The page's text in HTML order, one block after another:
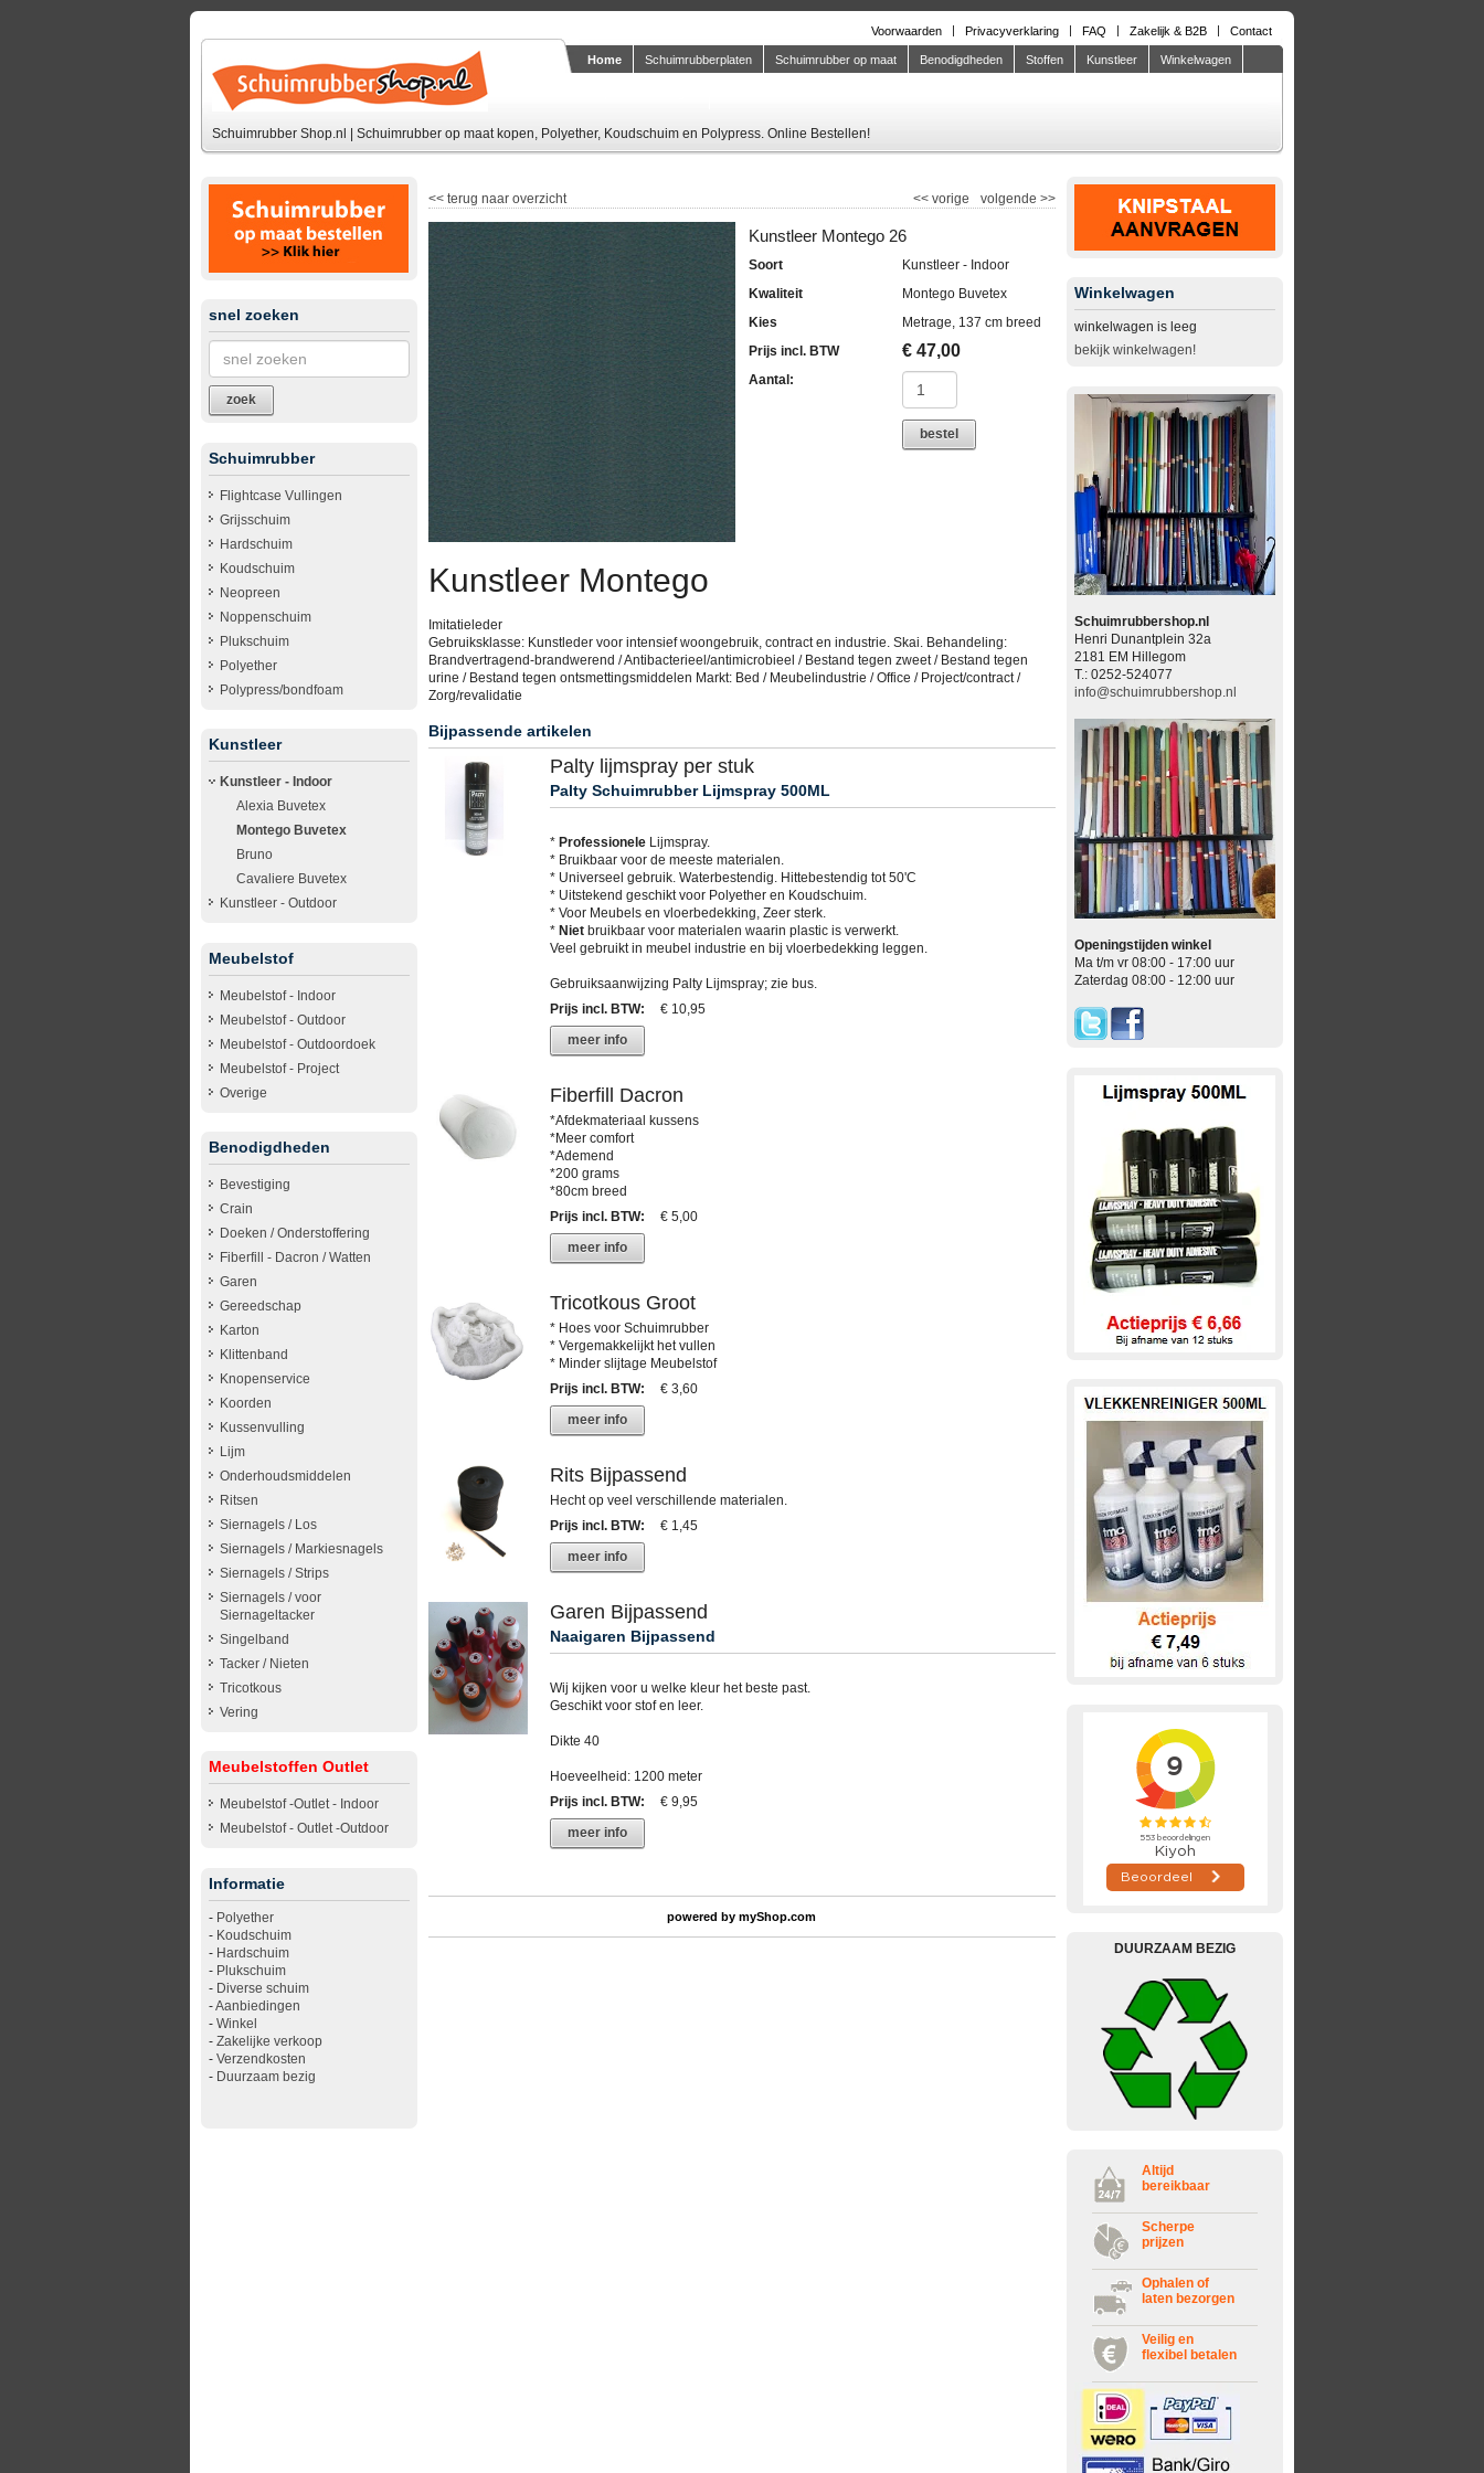
Voorwaarden Privacyverklaring FAQ Zakelijk & B2B Contact
Schuimrubber Shop.nl | Schuimrubber op maat kopen, Polyether, Koudschuim en Polypress. Online Bestellen!
Home Schuimrubberplaten Schuimrubber op maat Benodigdheden Stoffen Kunstleer Winkelwagen
snel zoeken
zoek
Schuimrubber
Flightcase Vullingen
Grijsschuim
Hardschuim
Koudschuim
Neopreen
Noppenschuim
Plukschuim
Polyether
Polypress/bondfoam
Kunstleer
Kunstleer - Indoor
Alexia Buvetex
Montego Buvetex
Bruno
Cavaliere Buvetex
Kunstleer - Outdoor
Meubelstof
Meubelstof - Indoor
Meubelstof - Outdoor
Meubelstof - Outdoordoek
Meubelstof - Project
Overige
Benodigdheden
Bevestiging
Crain
Doeken / Onderstoffering
Fiberfill - Dacron / Watten
Garen
Gereedschap
Karton
Klittenband
Knopenservice
Koorden
Kussenvulling
Lijm
Onderhoudsmiddelen
Ritsen
Siernagels / Los
Siernagels / Markiesnagels
Siernagels / Strips
Siernagels / voor
Siernageltacker
Singelband
Tacker / Nieten
Tricotkous
Vering
Meubelstoffen Outlet
Meubelstof -Outlet - Indoor
Meubelstof - Outlet -Outdoor
Informatie
- Polyether
- Koudschuim
- Hardschuim
- Plukschuim
- Diverse schuim
-Aanbiedingen
- Winkel
- Zakelijke verkoop
- Verzendkosten
- Duurzaam bezig
<< terug naar overzicht volgende >>
<<vorige
Kunstleer Montego 26
Soort
Kunstleer - Indoor
Kwaliteit
Montego Buvetex
Kies
Metrage, 137 cm breed
Prijs incl. BTW
€ 47,00
Aantal:
bestel
Kunstleer Montego
Imitatieleder
Gebruiksklasse: Kunstleder voor intensief woongebruik, contract en industrie. Skai. Behandeling:
Brandvertragend-brandwerend / Antibacterieel/antimicrobieel / Bestand tegen zweet / Bestand tegen
urine / Bestand tegen ontsmettingsmiddelen Markt: Bed / Meubelindustrie / Office / Project/contract /
Zorg/revalidatie
Bijpassende artikelen
Palty lijmspray per stuk
Palty Schuimrubber Lijmspray 500ML
* ProfessioneleLijmspray.
* Bruikbaar voor de meeste materialen.
* Universeel gebruik. Waterbestendig. Hittebestendig tot 50'C
* Uitstekend geschikt voor Polyether en Koudschuim.
* Voor Meubels en vloerbedekking, Zeer sterk.
* Nietbruikbaar voor materialen waarin plastic is verwerkt.
Veel gebruikt in meubel industrie en bij vloerbedekking leggen.
Gebruiksaanwijzing Palty Lijmspray; zie bus.
Prijs incl. BTW:
€ 10,95
meer info
Fiberfill Dacron
*Afdekmateriaal kussens
*Meer comfort
*Ademend
*200 grams
*80cm breed
Prijs incl. BTW:
€ 5,00
meer info
Tricotkous Groot
* Hoes voor Schuimrubber
* Vergemakkelijkt het vullen
* Minder slijtage Meubelstof
Prijs incl. BTW:
€ 3,60
meer info
Rits Bijpassend
Hecht op veel verschillende materialen.
Prijs incl. BTW:
€ 1,45
meer info
Garen Bijpassend
Naaigaren Bijpassend
Wij kijken voor u welke kleur het beste past.
Geschikt voor stof en leer.
Dikte 40
Hoeveelheid: 1200 meter
Prijs incl. BTW:
€ 9,95
meer info
powered bymyShop.com
Winkelwagen
winkelwagen is leeg
bekijk winkelwagen!
Schuimrubbershop.nl
Henri Dunantplein 32a
2181 EM Hillegom
T.: 0252-524077
info@schuimrubbershop.nl
Openingstijden winkel
Ma t/m vr 08:00 - 17:00 uur
Zaterdag 08:00 - 12:00 uur
DUURZAAM BEZIG
Altijd
bereikbaar
Scherpe
prijzen
Ophalen of
laten bezorgen
Veilig en
flexibel betalen